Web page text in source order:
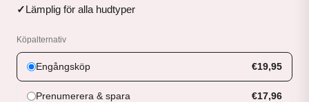
Lämplig för alla hudtyper
Köpalternativ
Engångsköp €19,95
Prenumerera & spara €17,96